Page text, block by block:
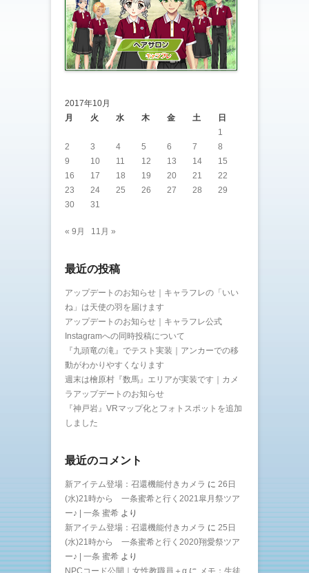
2017年10月
月
火 水 木 金 土
日
1
2
3 4 5 6 7
8
9
10 11 12 13 14
15
16
17 18 19 20 21
22
23
24 25 26 27 28
29
30
31
« 9月 11月 »
最近の投稿
アップデートのお知らせ｜キャラフレの「いい
ね」は天使の羽を届けます
アップデートのお知らせ｜キャラフレ公式
Instagramへの同時投稿について
『九頭竜の滝』でテスト実装｜アンカーでの移
動がわかりやすくなります
週末は檜原村『数馬』エリアが実装です｜カメ
ラアップデートのお知らせ
『神戸岩』VRマップ化とフォトスポットを追加
しました
最近のコメント
新アイテム登場：召還機能付きカメラ に 26日
(水)21時から 一条蜜希と行く2021皐月祭ツア
ー♪ | 一条 蜜希 より
新アイテム登場：召還機能付きカメラ に 25日
(水)21時から 一条蜜希と行く2020翔愛祭ツア
ー♪ | 一条 蜜希 より
NPCコード公開｜女性教職員＋α に メモ：生徒